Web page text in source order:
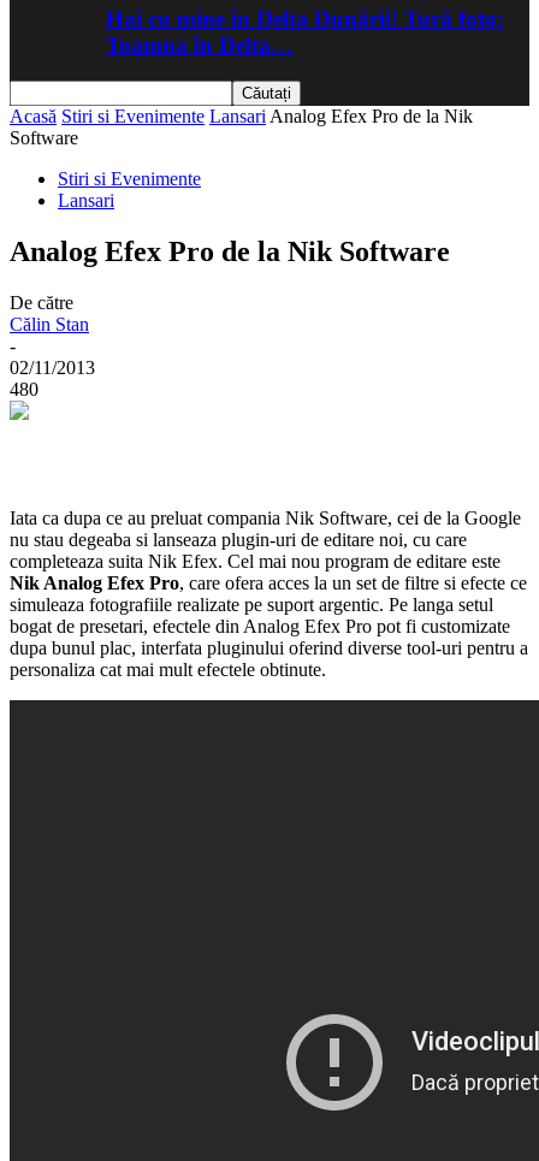
Hai cu mine în Delta Dunării! Tură foto:
Toamna în Delta…
Acasă Stiri si Evenimente Lansari Analog Efex Pro de la Nik
Software
Stiri si Evenimente
Lansari
Analog Efex Pro de la Nik Software
De către
Călin Stan
-
02/11/2013
480
Iata ca dupa ce au preluat compania Nik Software, cei de la Google
nu stau degeaba si lanseaza plugin-uri de editare noi, cu care
completeaza suita Nik Efex. Cel mai nou program de editare este
Nik Analog Efex Pro, care ofera acces la un set de filtre si efecte ce
simuleaza fotografiile realizate pe suport argentic. Pe langa setul
bogat de presetari, efectele din Analog Efex Pro pot fi customizate
dupa bunul plac, interfata pluginului oferind diverse tool-uri pentru a
personaliza cat mai mult efectele obtinute.